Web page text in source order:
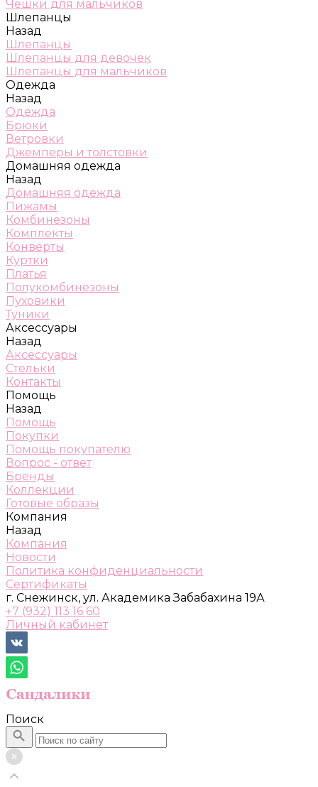
Чешки для мальчиков
Шлепанцы
Назад
Шлепанцы
Шлепанцы для девочек
Шлепанцы для мальчиков
Одежда
Назад
Одежда
Брюки
Ветровки
Джемперы и толстовки
Домашняя одежда
Назад
Домашняя одежда
Пижамы
Комбинезоны
Комплекты
Конверты
Куртки
Платья
Полукомбинезоны
Пуховики
Туники
Аксессуары
Назад
Аксессуары
Стельки
Контакты
Помощь
Назад
Помощь
Покупки
Помощь покупателю
Вопрос - ответ
Бренды
Коллекции
Готовые образы
Компания
Назад
Компания
Новости
Политика конфиденциальности
Сертификаты
г. Снежинск, ул. Академика Забабахина 19А
+7 (932) 113 16 60
Личный кабинет
Поиск